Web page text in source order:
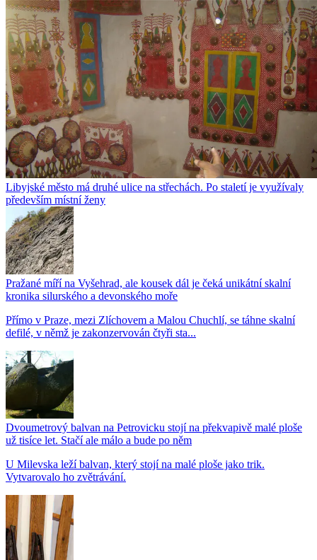
Libyjské město má druhé ulice na střechách. Po staletí je využívaly
především místní ženy
Pražané míří na Vyšehrad, ale kousek dál je čeká unikátní skalní
kronika silurského a devonského moře
Přímo v Praze, mezi Zlíchovem a Malou Chuchlí, se táhne skalní
defilé, v němž je zakonzervován čtyři sta...
Dvoumetrový balvan na Petrovicku stojí na překvapivě malé ploše
už tisíce let. Stačí ale málo a bude po něm
U Milevska leží balvan, který stojí na malé ploše jako trik.
Vytvarovalo ho zvětrávání.